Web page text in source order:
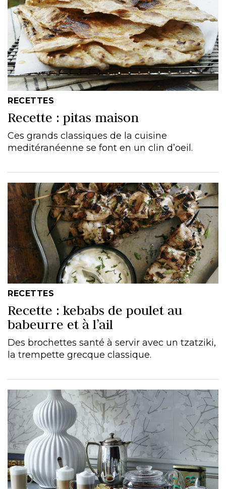
RECETTES
Recette : pitas maison
Ces grands classiques de la cuisine
meditéranéenne se font en un clin d’oeil.
RECETTES
Recette : kebabs de poulet au
babeurre et à l’ail
Des brochettes santé à servir avec un tzatziki,
la trempette grecque classique.